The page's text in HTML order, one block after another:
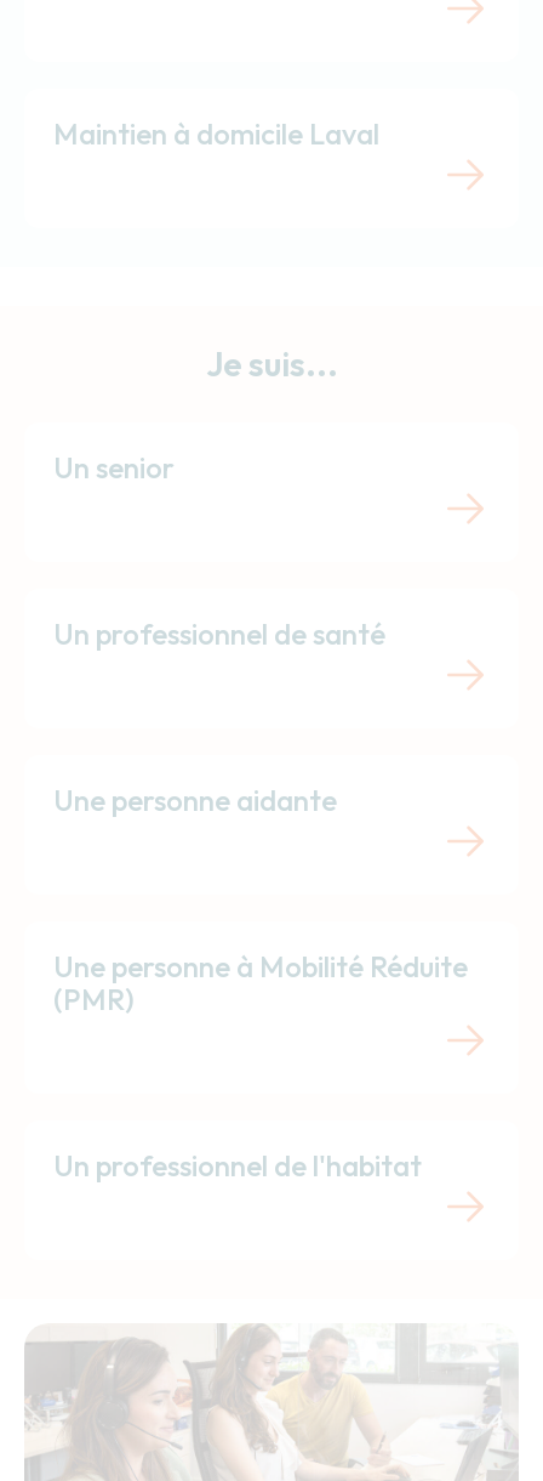
Maintien à domicile Laval
Je suis...
Un senior
Un professionnel de santé
Une personne aidante
Une personne à Mobilité Réduite
(PMR)
Un professionnel de l'habitat